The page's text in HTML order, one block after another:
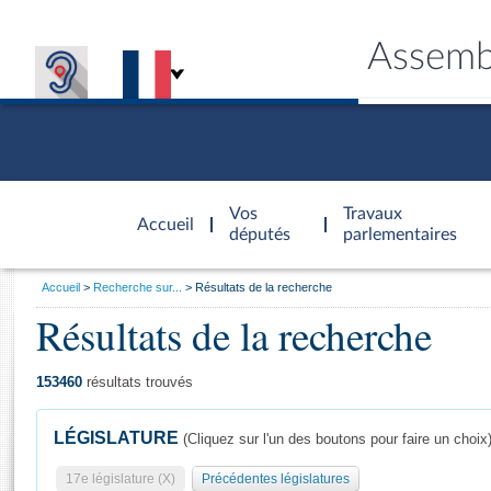
Accueil
d'accueil
Vos
députés
Travaux
parlementaires
Général
Vous
Accueil Recherche sur... Résultats de la recherche
Résultats de la recherche
153460 résultats trouvés
LÉGISLATURE (Cliquez sur l'un des boutons pour faire un choix)
17e législature (X) Précédentes législatures